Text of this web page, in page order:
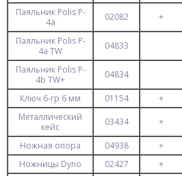
Паяльник Polis P-
4a
02082 +
Паяльник Polis P-
4a TW
04833
Паяльник Polis P-
4b TW+
04834
Ключ 6-гр 6 мм 01154 +
Металлический
кейс
03434 +
Ножная опора 04938 +
Ножницы Dyno
02427 +